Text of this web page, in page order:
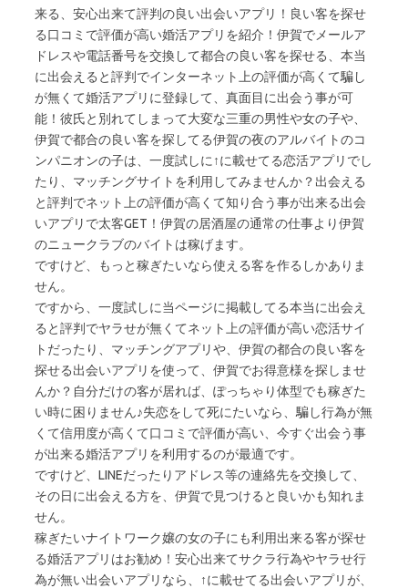
来る、安心出来て評判の良い出会いアプリ！良い客を探せ
る口コミで評価が高い婚活アプリを紹介！伊賀でメールア
ドレスや電話番号を交換して都合の良い客を探せる、本当
に出会えると評判でインターネット上の評価が高くて騙し
が無くて婚活アプリに登録して、真面目に出会う事が可
能！彼氏と別れてしまって大変な三重の男性や女の子や、
伊賀で都合の良い客を探してる伊賀の夜のアルバイトのコ
ンパニオンの子は、一度試しに↑に載せてる恋活アプリでし
たり、マッチングサイトを利用してみませんか？出会える
と評判でネット上の評価が高くて知り合う事が出来る出会
いアプリで太客GET！伊賀の居酒屋の通常の仕事より伊賀
のニュークラブのバイトは稼げます。
ですけど、もっと稼ぎたいなら使える客を作るしかありま
せん。
ですから、一度試しに当ページに掲載してる本当に出会え
ると評判でヤラせが無くてネット上の評価が高い恋活サイ
トだったり、マッチングアプリや、伊賀の都合の良い客を
探せる出会いアプリを使って、伊賀でお得意様を探しませ
んか？自分だけの客が居れば、ぽっちゃり体型でも稼ぎた
い時に困りません♪失恋をして死にたいなら、騙し行為が無
くて信用度が高くて口コミで評価が高い、今すぐ出会う事
が出来る婚活アプリを利用するのが最適です。
ですけど、LINEだったりアドレス等の連絡先を交換して、
その日に出会える方を、伊賀で見つけると良いかも知れま
せん。
稼ぎたいナイトワーク嬢の女の子にも利用出来る客が探せ
る婚活アプリはお勧め！安心出来てサクラ行為やヤラせ行
為が無い出会いアプリなら、↑に載せてる出会いアプリが、